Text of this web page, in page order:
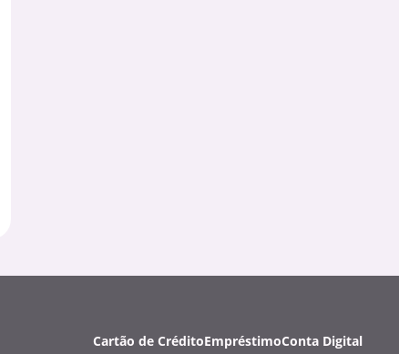
Cartão de CréditoEmpréstimoConta Digital